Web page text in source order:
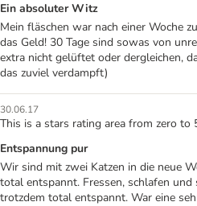
Ein absoluter Witz
Mein fläschen war nach einer Woche
das Geld! 30 Tage sind sowas von
extra nicht gelüftet oder dergleichen,
das zuviel verdampft)
30.06.17
This is a stars rating area from zero to
Entspannung pur
Wir sind mit zwei Katzen in die neue
total entspannt. Fressen, schlafen und
trotzdem total entspannt. War eine